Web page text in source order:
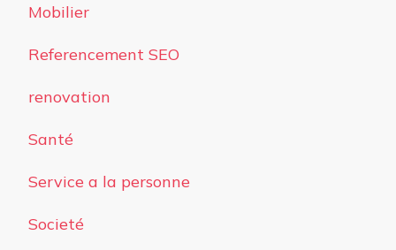
Mobilier
Referencement SEO
renovation
Santé
Service a la personne
Societé